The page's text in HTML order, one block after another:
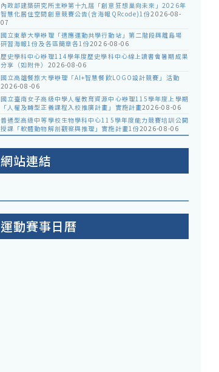
內政部建築研究所主辦第十九屆「創意狂想巢向未來」2026年
智慧化居住空間創意競賽公告(含海報QRcode)1份2026-08-
07
國立東華大學辦理「適應運動共學行動站」第二階段與離島場
研習海報1份及各區簡章各1份2026-08-06
歷史學科中心辦理114學年度歷史學科中心線上讀書會暑期成果
分享（如附件） 2026-08-06
國立高雄餐旅大學辦理「AI+智慧餐飲LOGO設計競賽」活動
2026-08-06
國立臺南女子高級中學人權教育資源中心辦理115學年度上學期
「人權及轉型正義課程入校推廣計畫」實施計畫2026-08-06
普通型高級中等學校生物學科中心115學年度能力競賽培訓公開
授課「軟體動物解剖觀察與推理」實施計畫1份2026-08-06
網站連結
運動賽事日曆